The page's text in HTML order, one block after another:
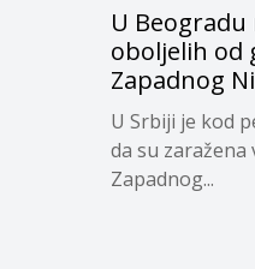
U Beogradu
oboljelih od
Zapadnog
U Srbiji je kod
da su zaražena
Zapadnog...